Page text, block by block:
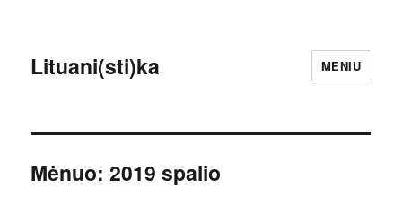
Lituani(sti)ka MENIU
Mėnuo:2019 spalio